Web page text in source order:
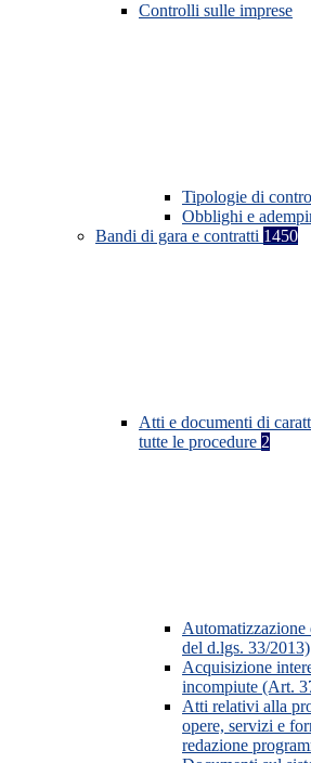
Controlli sulle imprese
Tipologie di
Obblighi e
Bandi di gara e contratti 1450
Atti e documenti di
tutte le procedure 2
del d.lgs. 33/2013)
Acquisizione
incompiute (Art.
Atti relativi alla
opere, servizi e
redazione